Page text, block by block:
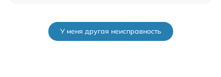
У меня другая неисправность